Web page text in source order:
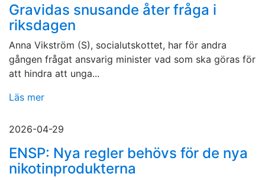
Gravidas snusande åter fråga i
riksdagen
Anna Vikström (S), socialutskottet, har för andra
gången frågat ansvarig minister vad som ska göras för
att hindra att unga...
Läs mer
2026-04-29
ENSP: Nya regler behövs för de nya
nikotinprodukterna